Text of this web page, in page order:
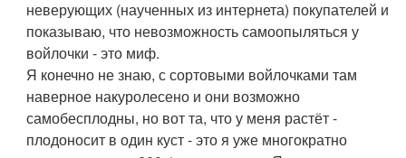
неверующих (наученных из интернета) покупателей и
показываю, что невозможность самоопыляться у
войлочки - это миф.
Я конечно не знаю, с сортовыми войлочками там
наверное накуролесено и они возможно
самобесплодны, но вот та, что у меня растёт -
плодоносит в один куст - это я уже многократно